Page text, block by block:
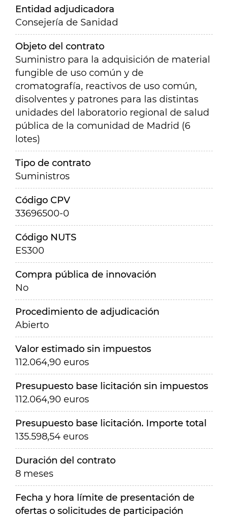
Entidad adjudicadora
Consejería de Sanidad
Objeto del contrato
Suministro para la adquisición de material
fungible de uso común y de
cromatografía, reactivos de uso común,
disolventes y patrones para las distintas
unidades del laboratorio regional de salud
pública de la comunidad de Madrid (6
lotes)
Tipo de contrato
Suministros
Código CPV
33696500-0
Código NUTS
ES300
Compra pública de innovación
No
Procedimiento de adjudicación
Abierto
Valor estimado sin impuestos
112.064,90 euros
Presupuesto base licitación sin impuestos
112.064,90 euros
Presupuesto base licitación. Importe total
135.598,54 euros
Duración del contrato
8 meses
Fecha y hora límite de presentación de
ofertas o solicitudes de participación